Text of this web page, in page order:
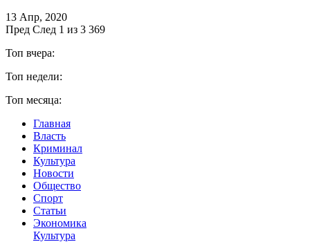
13 Апр, 2020
Пред След 1 из 3 369
Топ вчера:
Топ недели:
Топ месяца:
Главная
Власть
Криминал
Культура
Новости
Общество
Спорт
Статьи
Экономика
Культура